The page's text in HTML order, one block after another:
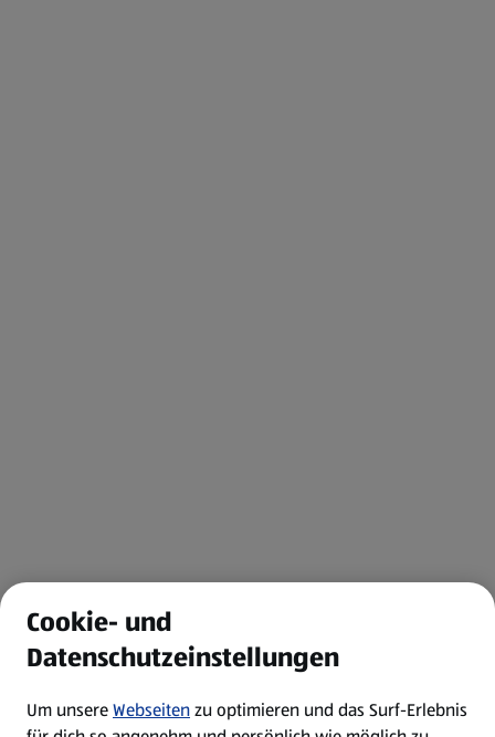
Cookie- und
Datenschutzeinstellungen
Um unsereWebseitenzu optimieren und das Surf-Erlebnis